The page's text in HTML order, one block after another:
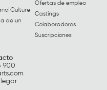
Culture
de un
Ofertas de empleo
Castings
Colaboradores
Suscripciones
900